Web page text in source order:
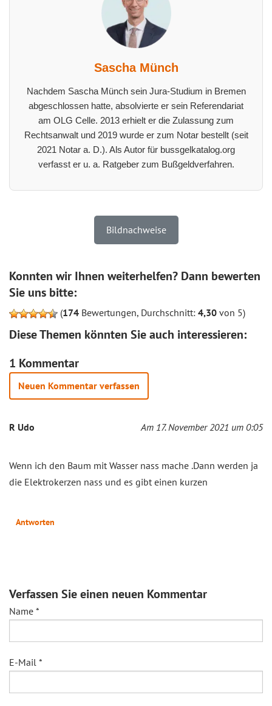
Sascha Münch
Nachdem Sascha Münch sein Jura-Studium in Bremen
abgeschlossen hatte, absolvierte er sein Referendariat
am OLG Celle. 2013 erhielt er die Zulassung zum
Rechtsanwalt und 2019 wurde er zum Notar bestellt (seit
2021 Notar a. D.). Als Autor für bussgelkatalog.org
verfasst er u. a. Ratgeber zum Bußgeldverfahren.
Bildnachweise
Konnten wir Ihnen weiterhelfen? Dann bewerten
Sie uns bitte:
(174 Bewertungen, Durchschnitt: 4,30 von 5)
Diese Themen könnten Sie auch interessieren:
1 Kommentar
Neuen Kommentar verfassen
R Udo Am 17. November 2021 um 0:05
Wenn ich den Baum mit Wasser nass mache .Dann werden ja
die Elektrokerzen nass und es gibt einen kurzen
Antworten
Verfassen Sie einen neuen Kommentar
Name *
E-Mail *